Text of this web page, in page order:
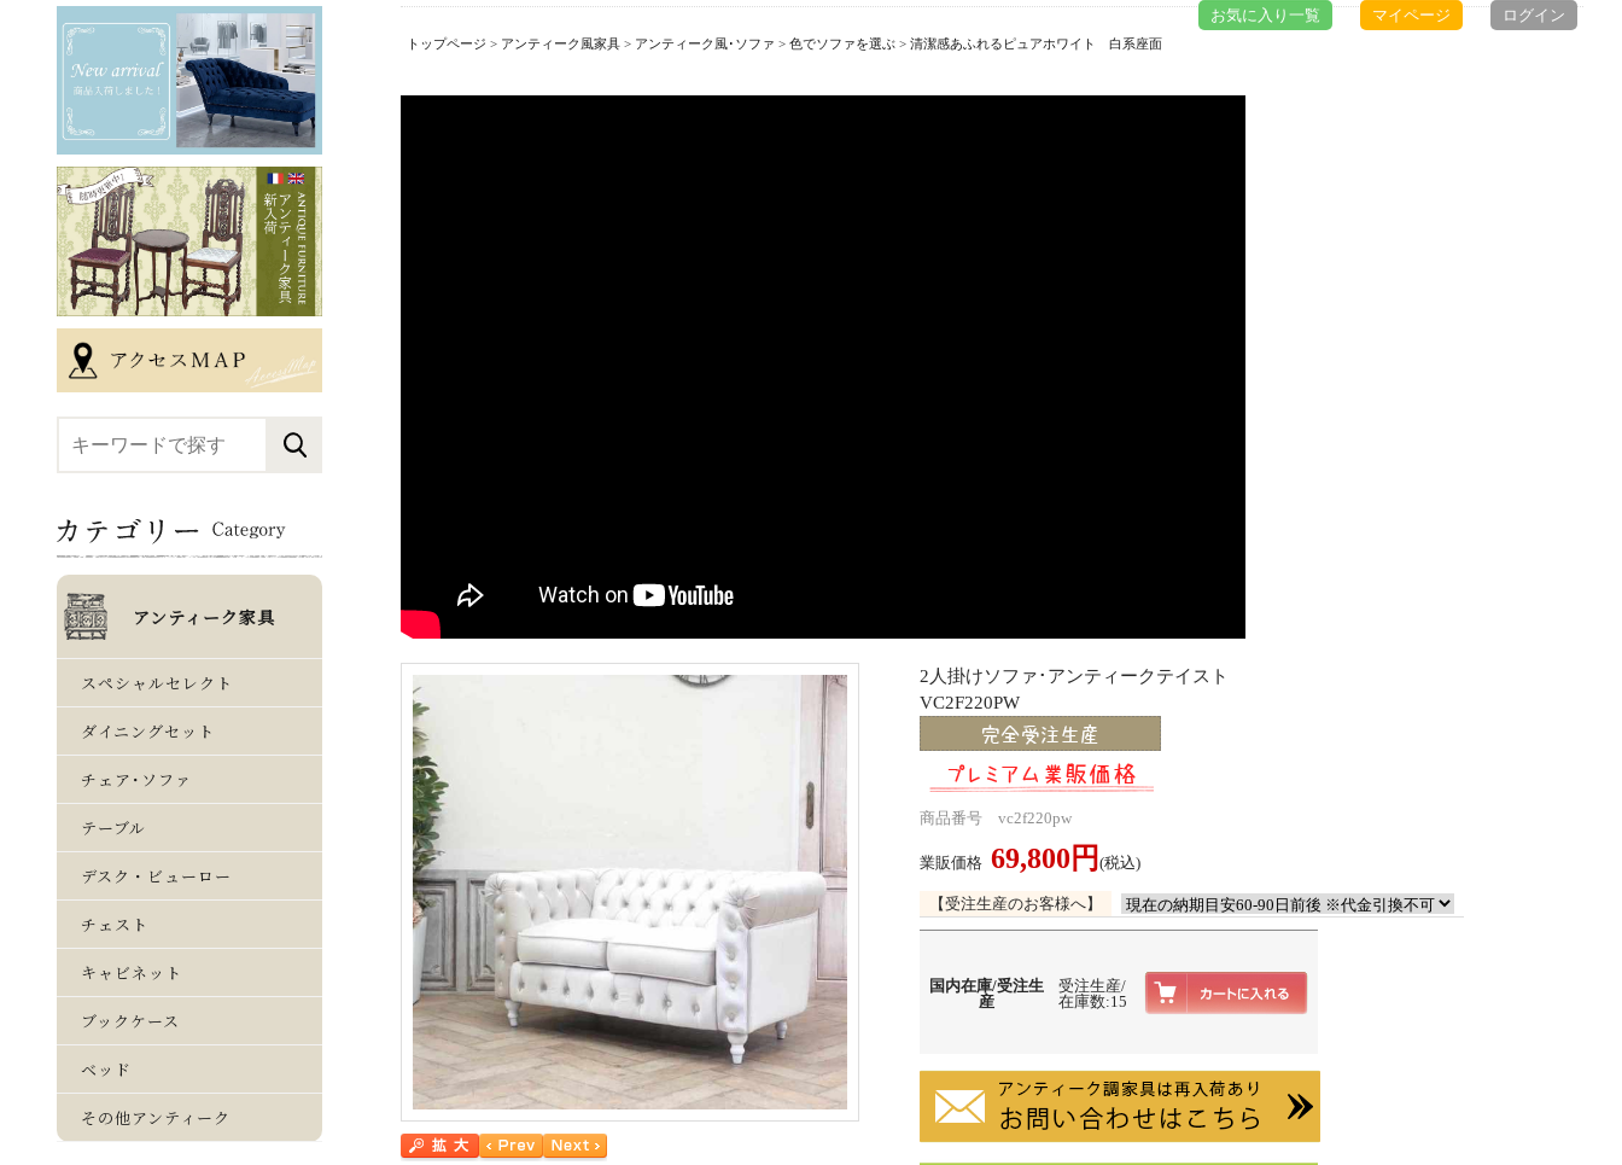
お気に入り一覧 マイページ ログイン
トップページ > アンティーク風家具 > アンティーク風･ソファ > 色でソファを選ぶ > 清潔感あふれるピュアホワイト 白系座面
2人掛けソファ･アンティークテイスト
VC2F220PW
商品番号 vc2f220pw
業販価格 69,800円 (税込)
【受注生産のお客様へ】
国内在庫/受注生
産
受注生産/
在庫数:15